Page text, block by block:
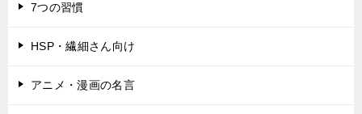
7つの習慣
HSP・繊細さん向け
アニメ・漫画の名言